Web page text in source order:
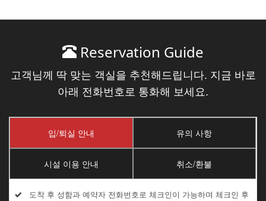
Reservation Guide
고객님께 딱 맞는 객실을 추천해드립니다. 지금 바로
아래 전화번호로 통화해 보세요.
입/퇴실 안내 유의 사항
시설 이용 안내 취소/환불
도착 후 성함과 예약자 전화번호로 체크인이 가능하며 체크인 후